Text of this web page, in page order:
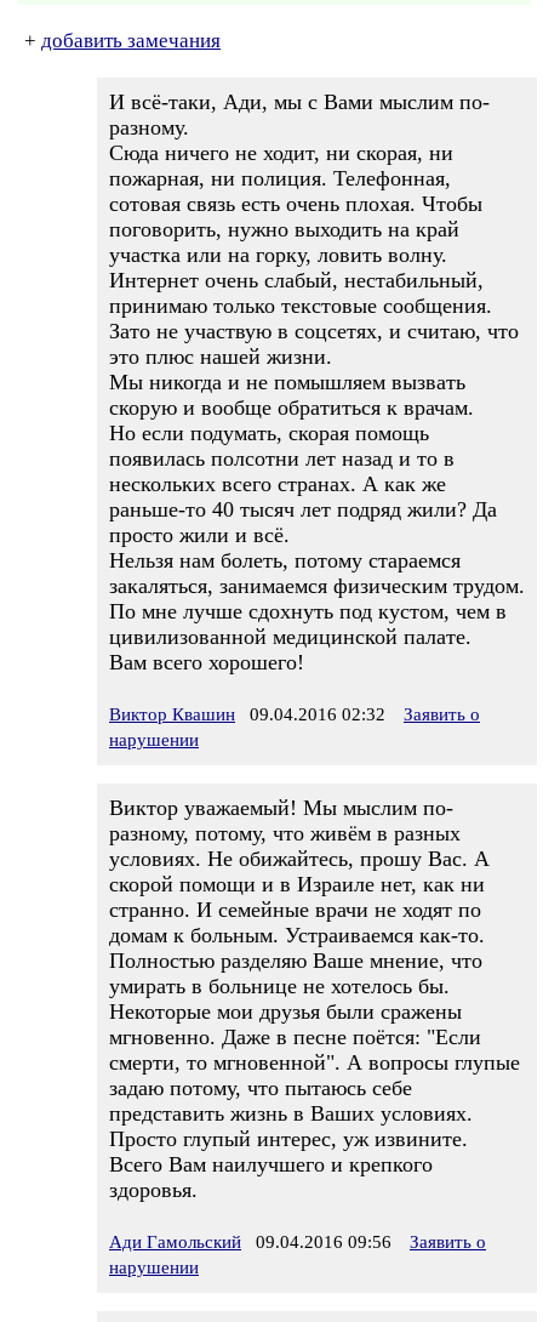
+ добавить замечания
И всё-таки, Ади, мы с Вами мыслим по-
разному.
Сюда ничего не ходит, ни скорая, ни
пожарная, ни полиция. Телефонная,
сотовая связь есть очень плохая. Чтобы
поговорить, нужно выходить на край
участка или на горку, ловить волну.
Интернет очень слабый, нестабильный,
принимаю только текстовые сообщения.
Зато не участвую в соцсетях, и считаю, что
это плюс нашей жизни.
Мы никогда и не помышляем вызвать
скорую и вообще обратиться к врачам.
Но если подумать, скорая помощь
появилась полсотни лет назад и то в
нескольких всего странах. А как же
раньше-то 40 тысяч лет подряд жили? Да
просто жили и всё.
Нельзя нам болеть, потому стараемся
закаляться, занимаемся физическим трудом.
По мне лучше сдохнуть под кустом, чем в
цивилизованной медицинской палате.
Вам всего хорошего!
Виктор Квашин 09.04.2016 02:32
Заявить о
нарушении
Виктор уважаемый! Мы мыслим по-
разному, потому, что живём в разных
условиях. Не обижайтесь, прошу Вас. А
скорой помощи и в Израиле нет, как ни
странно. И семейные врачи не ходят по
домам к больным. Устраиваемся как-то.
Полностью разделяю Ваше мнение, что
умирать в больнице не хотелось бы.
Некоторые мои друзья были сражены
мгновенно. Даже в песне поётся: "Если
смерти, то мгновенной". А вопросы глупые
задаю потому, что пытаюсь себе
представить жизнь в Ваших условиях.
Просто глупый интерес, уж извините.
Всего Вам наилучшего и крепкого
здоровья.
Ади Гамольский 09.04.2016 09:56
Заявить о
нарушении